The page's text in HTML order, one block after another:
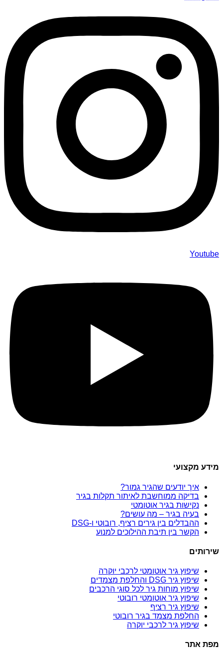
Youtube
מידע מקצועי
איך יודעים שהגיר גמור?
בדיקה ממוחשבת לאיתור תקלות בגיר
נקישות בגיר אוטומטי
בעיה בגיר – מה עושים?
ההבדלים בין גירים רציף, רובוטי ו-DSG
הקשר בין תיבת ההילוכים למנוע
שירותים
שיפוץ גיר אוטומטי לרכבי יוקרה
שיפוץ גיר DSG והחלפת מצמדים
שיפוץ מוחות גיר לכל סוגי הרכבים
שיפוץ גיר אוטומטי רובוטי
שיפוץ גיר רציף
החלפת מצמד בגיר רובוטי
שיפוץ גיר לרכבי יוקרה
מפת אתר